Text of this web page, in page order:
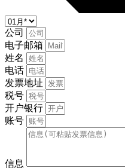
公司
电子邮箱
姓名
电话
发票地址
税号
开户银行
账号
信息